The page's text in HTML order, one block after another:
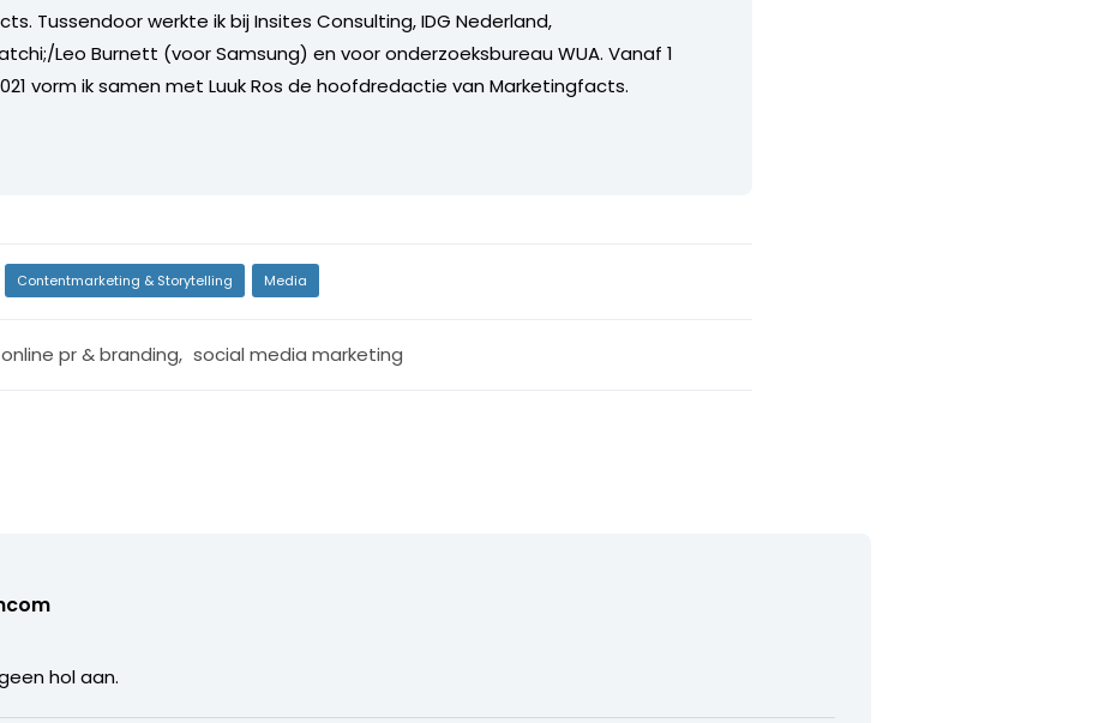
Tussendoor werkte ik bij Insites Consulting, IDG Nederland,
Leo Burnett (voor Samsung) en voor onderzoeksbureau WUA. Vanaf 1
vorm ik samen met Luuk Ros de hoofdredactie van Marketingfacts.
Contentmarketing & Storytelling Media
online pr & branding, social media marketing
hol aan.